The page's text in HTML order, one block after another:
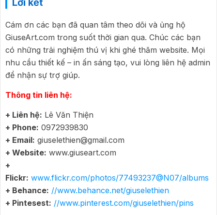
Cám ơn các bạn đã quan tâm theo dõi và ủng hộ
GiuseArt.com trong suốt thời gian qua. Chúc các bạn
có những trải nghiệm thú vị khi ghé thăm website. Mọi
nhu cầu thiết kế – in ấn sáng tạo, vui lòng liên hệ admin
để nhận sự trợ giúp.
Thông tin liên hệ:
+ Liên hệ: Lê Văn Thiện
+ Phone: 0972939830
+ Email: giuselethien@gmail.com
+ Website: www.giuseart.com
+
Flickr: www.flickr.com/photos/77493237@N07/albums
+ Behance: //www.behance.net/giuselethien
+ Pintesest: //www.pinterest.com/giuselethien/pins